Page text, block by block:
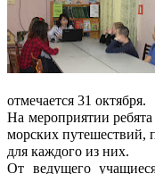
отмечается 31 октября.
На мероприятии
морских путешествий,
для каждого из них.
От ведущего